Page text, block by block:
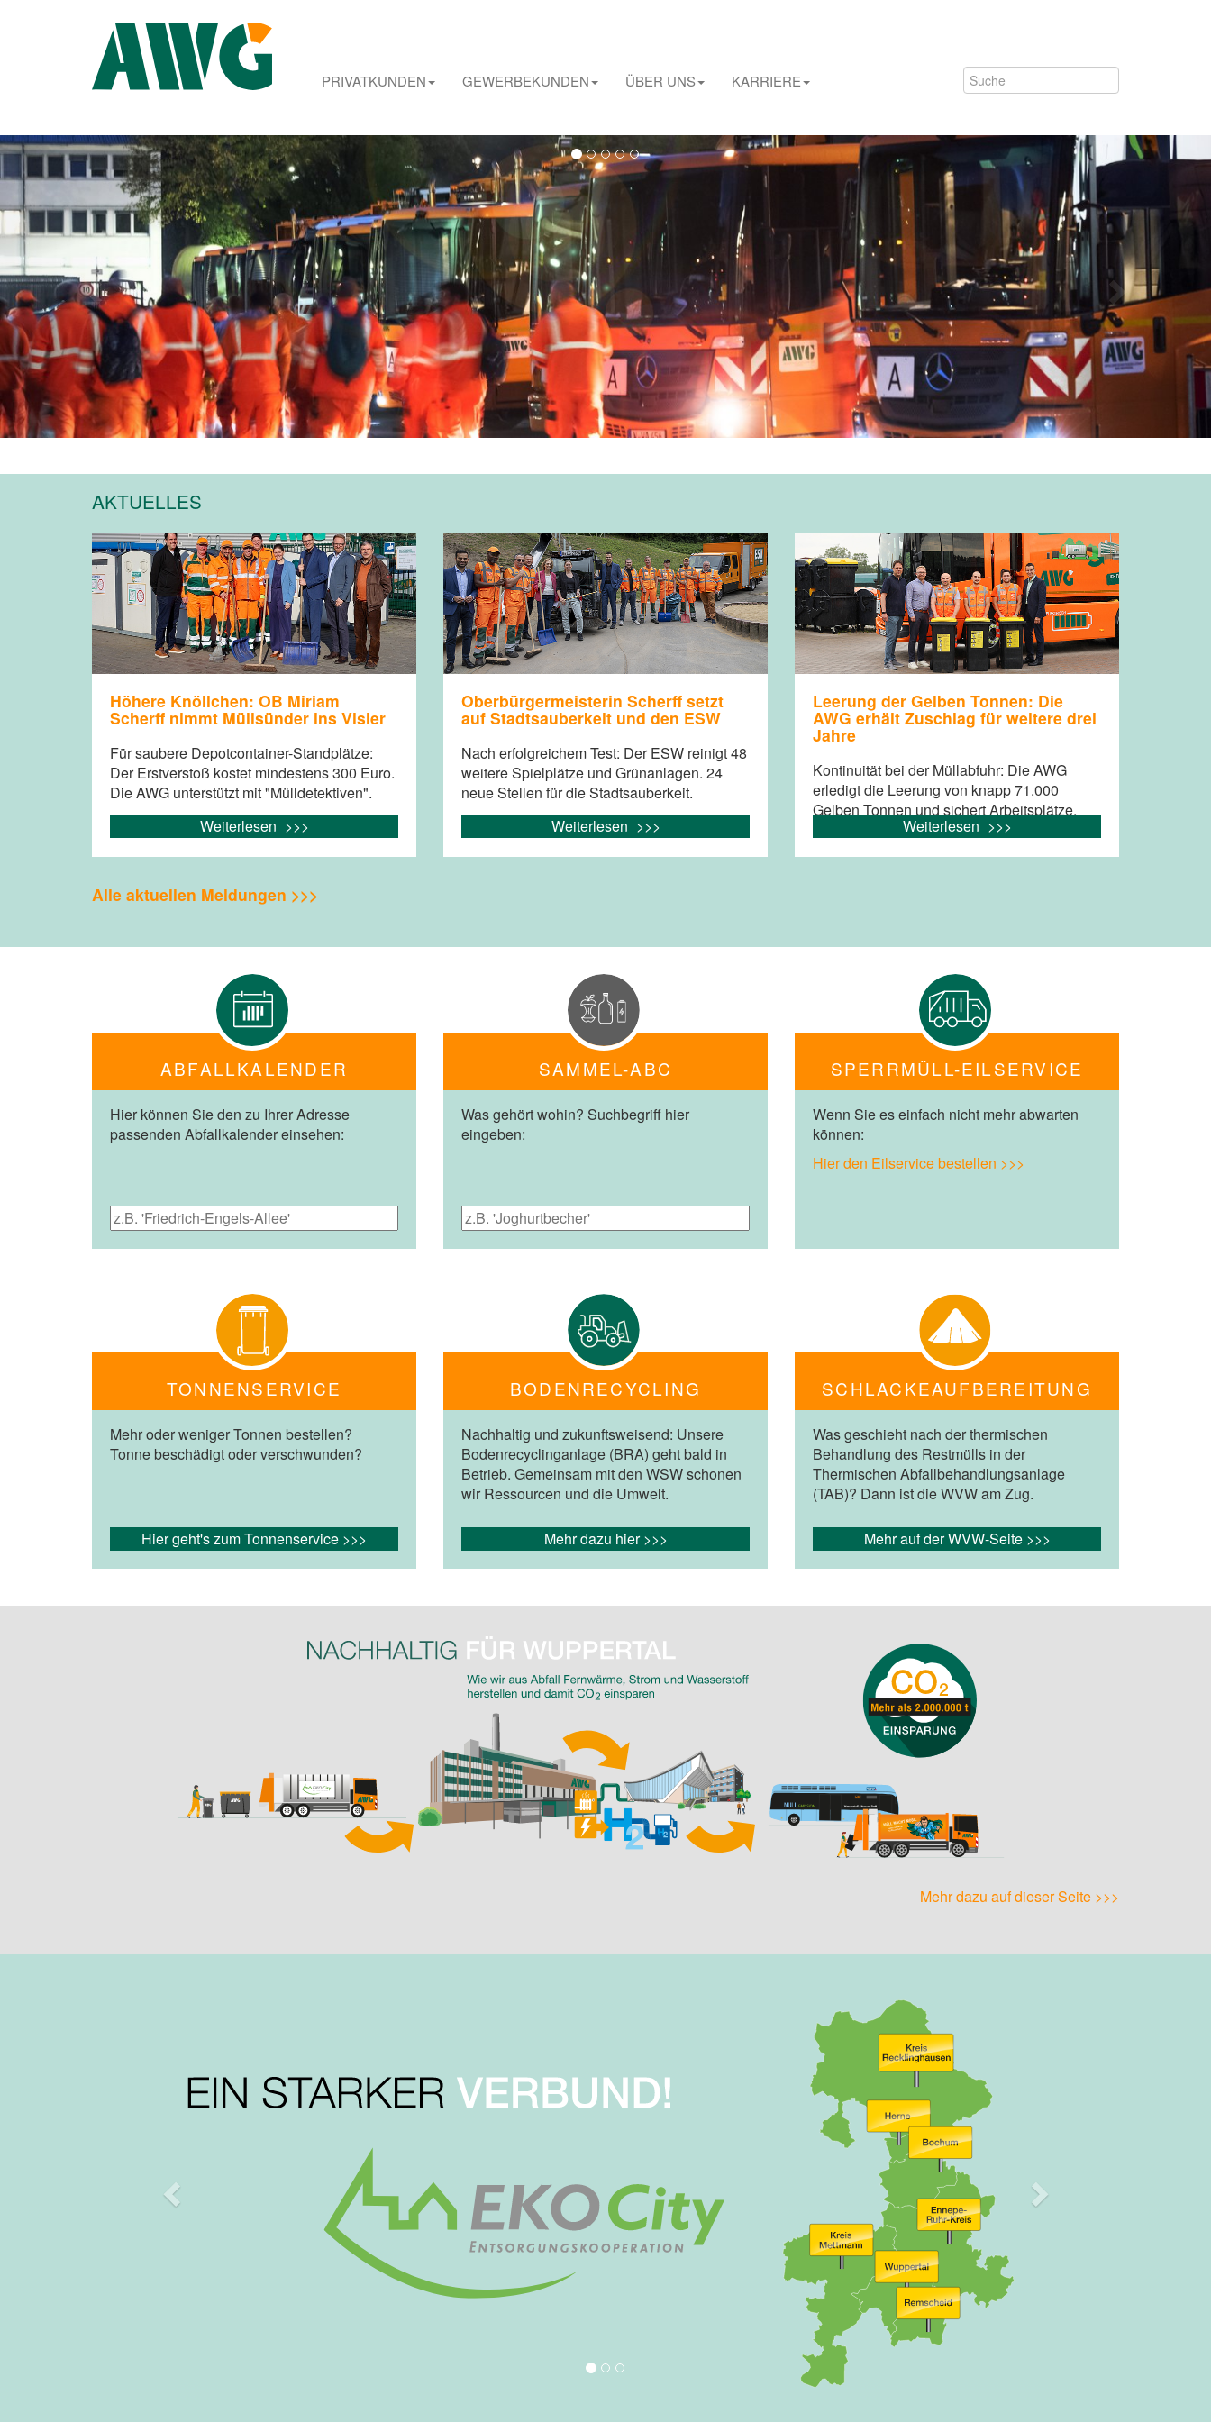
PRIVATKUNDEN GEWERBEKUNDEN ÜBER UNS KARRIERE
AKTUELLES
Höhere Knöllchen: OB Miriam
Scherff nimmt Müllsünder ins Visier
Für saubere Depotcontainer-Standplätze:
Der Erstverstoß kostet mindestens 300 Euro.
Die AWG unterstützt mit "Mülldetektiven".
Weiterlesen
Alle aktuellen Meldungen >>>
Oberbürgermeisterin Scherff setzt
auf Stadtsauberkeit und den ESW
Nach erfolgreichem Test: Der ESW reinigt 48
weitere Spielplätze und Grünanlagen. 24
neue Stellen für die Stadtsauberkeit.
Weiterlesen
Leerung der Gelben Tonnen: Die
AWG erhält Zuschlag für weitere drei
Jahre
Kontinuität bei der Müllabfuhr: Die AWG
erledigt die Leerung von knapp 71.000
Gelben Tonnen und sichert Arbeitsplätze.
Weiterlesen
ABFALLKALENDER
Hier können Sie den zu Ihrer Adresse
passenden Abfallkalender einsehen:
SAMMEL-ABC
Was gehört wohin? Suchbegriff hier
eingeben:
SPERRMÜLL-EILSERVICE
Wenn Sie es einfach nicht mehr abwarten
können:
Hier den Eilservice bestellen >>>
TONNENSERVICE
Mehr oder weniger Tonnen bestellen?
Tonne beschädigt oder verschwunden?
Hier geht's zum Tonnenservice >>>
BODENRECYCLING
Nachhaltig und zukunftsweisend: Unsere
Bodenrecyclinganlage (BRA) geht bald in
Betrieb. Gemeinsam mit den WSW schonen
wir Ressourcen und die Umwelt.
Mehr dazu hier >>>
SCHLACKEAUFBEREITUNG
Was geschieht nach der thermischen
Behandlung des Restmülls in der
Thermischen Abfallbehandlungsanlage
(TAB)? Dann ist die WVW am Zug.
Mehr auf der WVW-Seite >>>
Mehr dazu auf dieser Seite >>>